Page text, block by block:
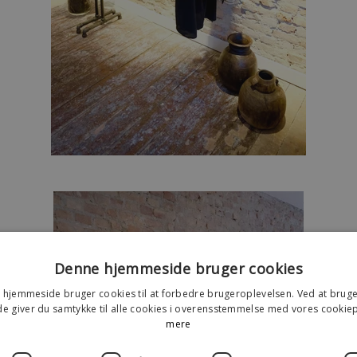
Denne hjemmeside bruger cookies
hjemmeside bruger cookies til at forbedre brugeroplevelsen. Ved at
giver du samtykke til alle cookies i overensstemmelse med vores
mere